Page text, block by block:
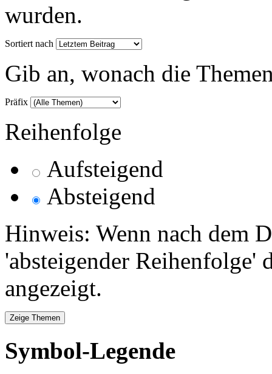
wurden.
Sortiert nach
Gib an, wonach die
Präfix
Reihenfolge
Aufsteigend
Absteigend
Hinweis: Wenn nach dem
'absteigender Reihenfolge'
angezeigt.
Symbol-Legende